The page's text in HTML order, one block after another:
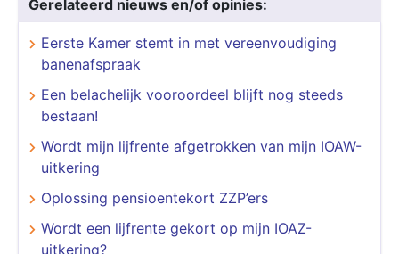
Gerelateerd nieuws en/of opinies:
Eerste Kamer stemt in met vereenvoudiging
banenafspraak
Een belachelijk vooroordeel blijft nog steeds
bestaan!
Wordt mijn lijfrente afgetrokken van mijn IOAW-
uitkering
Oplossing pensioentekort ZZP’ers
Wordt een lijfrente gekort op mijn IOAZ-
uitkering?